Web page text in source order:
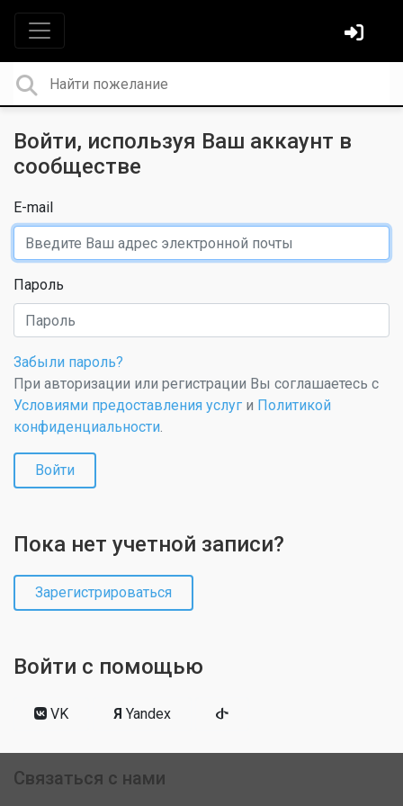
Войти, используя Ваш аккаунт в
сообществе
E-mail
Пароль
Забыли пароль?
При авторизации или регистрации Вы соглашаетесь с
Условиями предоставления услуг и Политикой
конфиденциальности.
Войти
Пока нет учетной записи?
Зарегистрироваться
Войти с помощью
VK Я Yandex
Связаться с нами